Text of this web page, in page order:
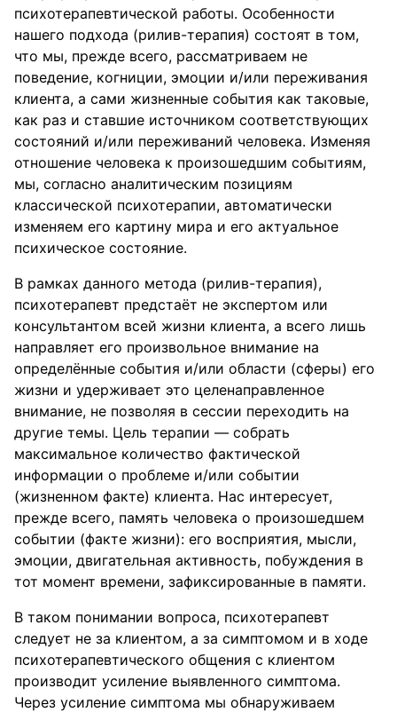
психотерапевтической работы. Особенности
нашего подхода (рилив-терапия) состоят в том,
что мы, прежде всего, рассматриваем не
поведение, когниции, эмоции и/или переживания
клиента, а сами жизненные события как таковые,
как раз и ставшие источником соответствующих
состояний и/или переживаний человека. Изменяя
отношение человека к произошедшим событиям,
мы, согласно аналитическим позициям
классической психотерапии, автоматически
изменяем его картину мира и его актуальное
психическое состояние.
В рамках данного метода (рилив-терапия),
психотерапевт предстаёт не экспертом или
консультантом всей жизни клиента, а всего лишь
направляет его произвольное внимание на
определённые события и/или области (сферы) его
жизни и удерживает это целенаправленное
внимание, не позволяя в сессии переходить на
другие темы. Цель терапии — собрать
максимальное количество фактической
информации о проблеме и/или событии
(жизненном факте) клиента. Нас интересует,
прежде всего, память человека о произошедшем
событии (факте жизни): его восприятия, мысли,
эмоции, двигательная активность, побуждения в
тот момент времени, зафиксированные в памяти.
В таком понимании вопроса, психотерапевт
следует не за клиентом, а за симптомом и в ходе
психотерапевтического общения с клиентом
производит усиление выявленного симптома.
Через усиление симптома мы обнаруживаем